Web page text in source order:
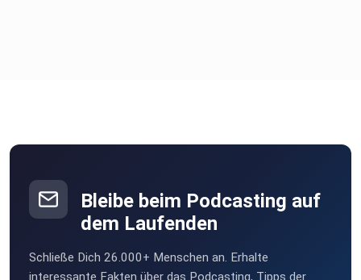
Bleibe beim Podcasting auf
dem Laufenden
Schließe Dich 26.000+ Menschen an. Erhalte
interessante Fakten über das Podcasting, Tipps der